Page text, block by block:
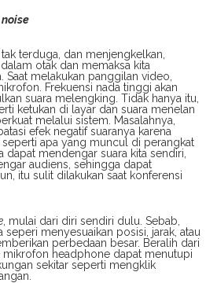
noise
terduga, dan menjengkelkan,
otak dan memaksa kita
Saat melakukan panggilan video,
Frekuensi nada tinggi akan
suara melengking. Tidak hanya itu,
ketukan di layar dan suara menelan
melalui sistem. Masalahnya,
efek negatif suaranya karena
seperti apa yang muncul di perangkat
dapat mendengar suara kita sendiri,
audiens, sehingga dapat
itu sulit dilakukan saat konferensi
, mulai dari diri sendiri dulu. Sebab,
seperi menyesuaikan posisi, jarak, atau
perbedaan besar. Beralih dari
headphone dapat menutupi
sekitar seperti mengklik